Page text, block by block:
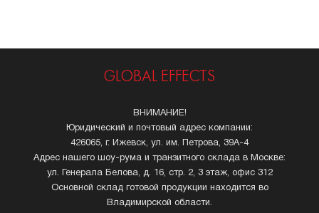
GLOBAL EFFECTS
ВНИМАНИЕ!
Юридический и почтовый адрес компании:
426065, г. Ижевск, ул. им. Петрова, 39А-4
Адрес нашего шоу-рума и транзитного склада в Москве:
ул. Генерала Белова, д. 16, стр. 2, 3 этаж, офис 312
Основной склад готовой продукции находится во
Владимирской области.